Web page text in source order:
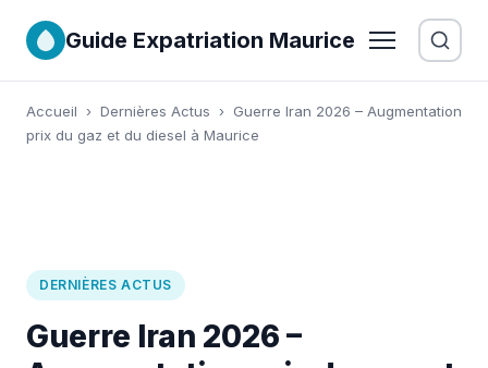
Guide Expatriation Maurice
Accueil › Dernières Actus ›
Guerre Iran 2026 – Augmentation
prix du gaz et du diesel à Maurice
DERNIÈRES ACTUS
Guerre Iran 2026 –